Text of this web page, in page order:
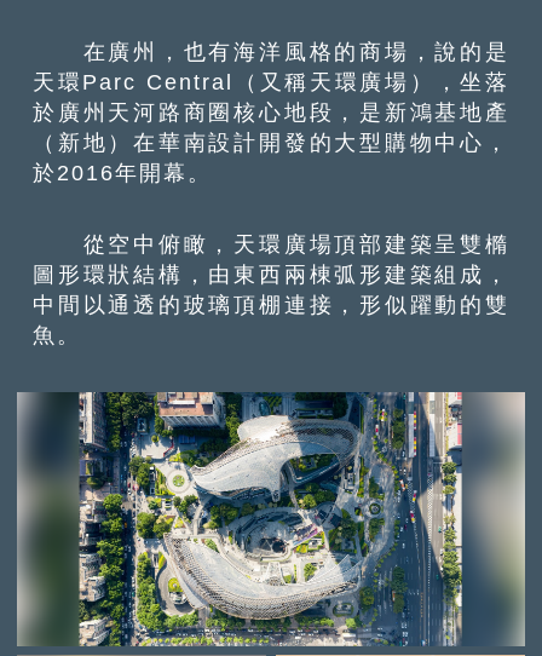
在廣州，也有海洋風格的商場，說的是
天環Parc Central（又稱天環廣場），坐落
於廣州天河路商圈核心地段，是新鴻基地產
（新地）在華南設計開發的大型購物中心，
於2016年開幕。
從空中俯瞰，天環廣場頂部建築呈雙橢
圖形環狀結構，由東西兩棟弧形建築組成，
中間以通透的玻璃頂棚連接，形似躍動的雙
魚。